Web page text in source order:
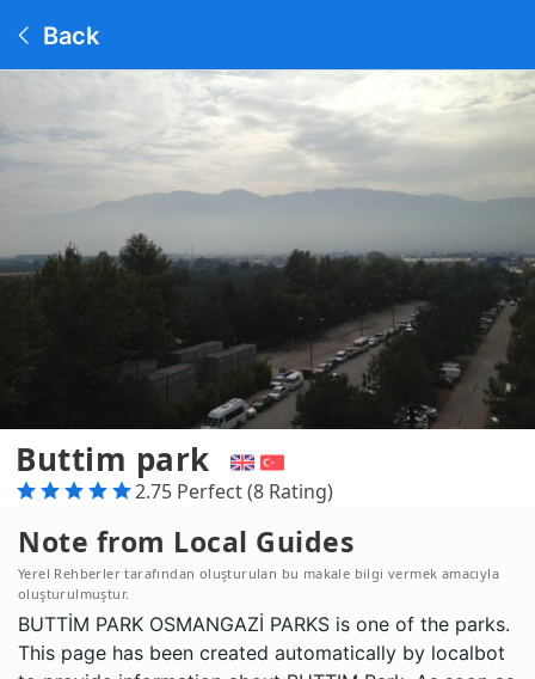
Back
Buttim park
2.75 Perfect (8 Rating)
Note from Local Guides
Yerel Rehberler tarafından oluşturulan bu makale bilgi vermek amacıyla
oluşturulmuştur.
BUTTİM PARK OSMANGAZİ PARKS is one of the parks.
This page has been created automatically by localbot